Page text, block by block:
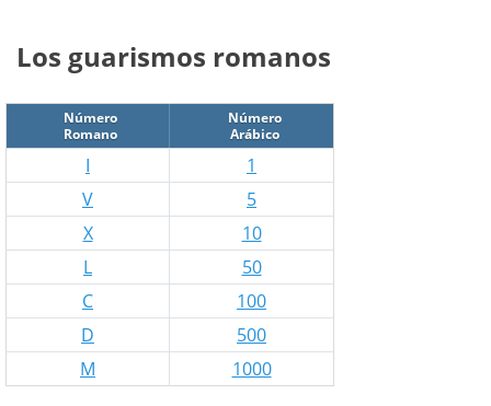
Los guarismos romanos
Número
Romano
Número
Arábico
I
1
V
5
X
10
L
50
C
100
D
500
M
1000